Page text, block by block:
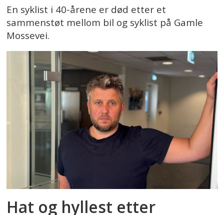
En syklist i 40-årene er død etter et
sammenstøt mellom bil og syklist på Gamle
Mossevei.
Hat og hyllest etter